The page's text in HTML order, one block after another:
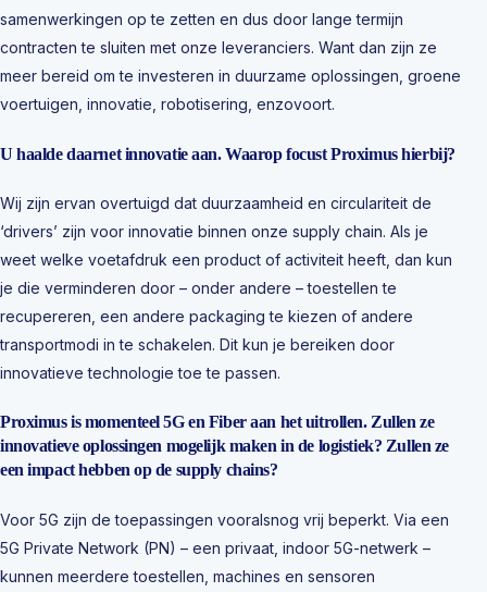
samenwerkingen op te zetten en dus door lange termijn
contracten te sluiten met onze leveranciers. Want dan zijn ze
meer bereid om te investeren in duurzame oplossingen, groene
voertuigen, innovatie, robotisering, enzovoort.
U haalde daarnet innovatie aan. Waarop focust Proximus hierbij?
Wij zijn ervan overtuigd dat duurzaamheid en circulariteit de
‘drivers’ zijn voor innovatie binnen onze supply chain. Als je
weet welke voetafdruk een product of activiteit heeft, dan kun
je die verminderen door – onder andere – toestellen te
recupereren, een andere packaging te kiezen of andere
transportmodi in te schakelen. Dit kun je bereiken door
innovatieve technologie toe te passen.
Proximus is momenteel 5G en Fiber aan het uitrollen. Zullen ze
innovatieve oplossingen mogelijk maken in de logistiek? Zullen ze
een impact hebben op de supply chains?
Voor 5G zijn de toepassingen vooralsnog vrij beperkt. Via een
5G Private Network (PN) – een privaat, indoor 5G-netwerk –
kunnen meerdere toestellen, machines en sensoren